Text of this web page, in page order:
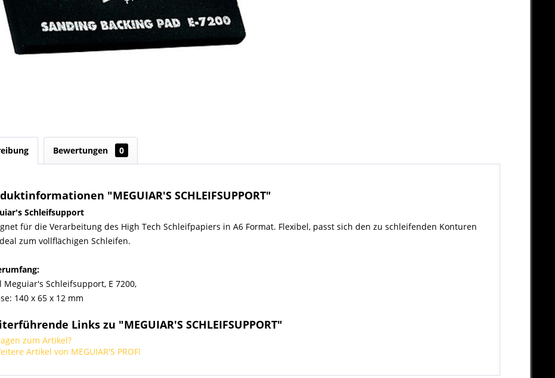
Bewertungen 0
"MEGUIAR'S SCHLEIFSUPPORT"
Schleifsupport
für die Verarbeitung des High Tech Schleifpapiers in A6 Format. Flexibel, passt sich den zu schleifenden Konturen
zum vollflächigen Schleifen.
Meguiar's Schleifsupport, E 7200,
140 x 65 x 12 mm
Links zu "MEGUIAR'S SCHLEIFSUPPORT"
zum Artikel?
Artikel von MEGUIAR'S PROFI